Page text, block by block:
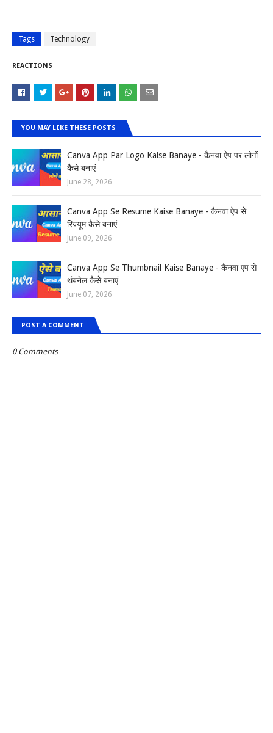
Tags Technology
REACTIONS
YOU MAY LIKE THESE POSTS
Canva App Par Logo Kaise Banaye - कैनवा ऐप पर लोगों
कैसे बनाएं
June 28, 2026
Canva App Se Resume Kaise Banaye - कैनवा ऐप से
रिज्यूम कैसे बनाएं
June 09, 2026
Canva App Se Thumbnail Kaise Banaye - कैनवा एप से
थंबनेल कैसे बनाएं
June 07, 2026
POST A COMMENT
0 Comments